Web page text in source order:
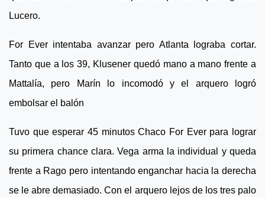
Lucero.
For Ever intentaba avanzar pero Atlanta lograba cortar.
Tanto que a los 39, Klusener quedó mano a mano frente a
Mattalía, pero Marín lo incomodó y el arquero logró
embolsar el balón
Tuvo que esperar 45 minutos Chaco For Ever para lograr
su primera chance clara. Vega arma la individual y queda
frente a Rago pero intentando enganchar hacia la derecha
se le abre demasiado. Con el arquero lejos de los tres palo